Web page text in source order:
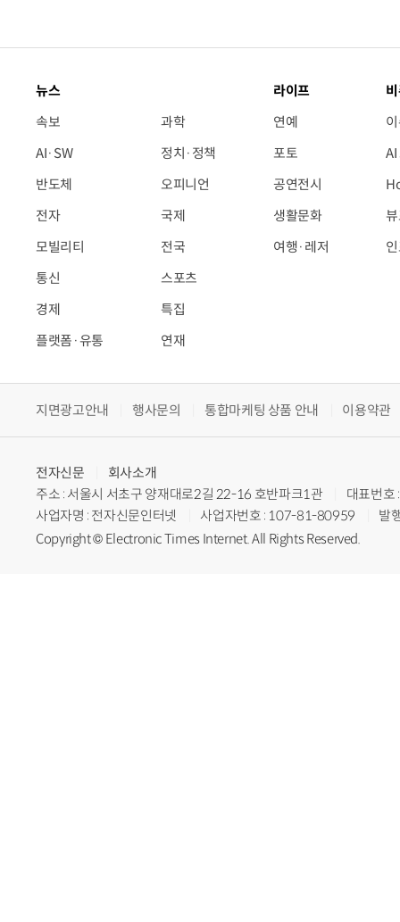
뉴스
속보
AI·SW
반도체
전자
모빌리티
통신
경제
플랫폼·유통
과학
정치·정책
오피니언
국제
전국
스포츠
특집
연재
라이프
연예
포토
공연전시
생활문화
여행·레저
지면광고안내 행사문의 통합마케팅 상품 안내 이용약관
전자신문
회사소개
주소 : 서울시 서초구 양재대로2길 22-16 호반파크1관
대표번
사업자명 : 전자신문인터넷
사업자번호 : 107-81-80959
발
Copyright © Electronic Times Internet. All Rights Reserved.